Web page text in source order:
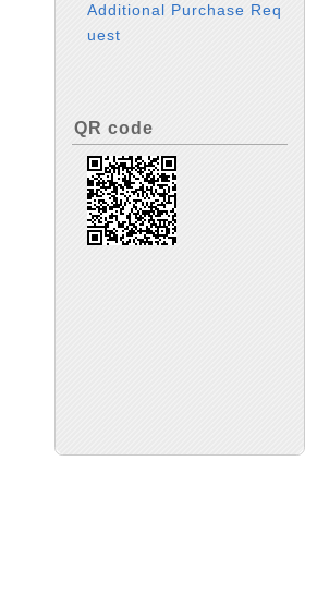
Additional Purchase Req
uest
QR code